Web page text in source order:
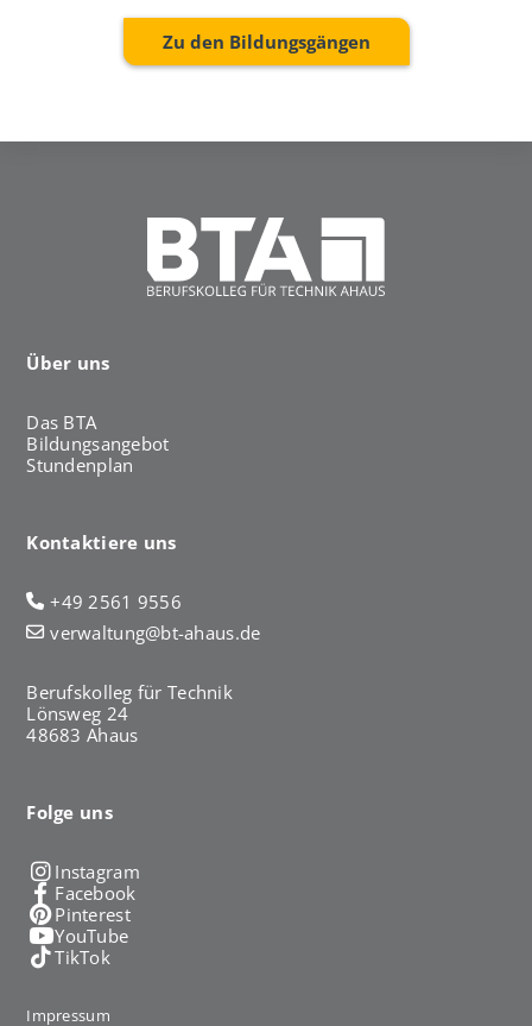
Zu den Bildungsgängen
Über uns
Das BTA
Bildungsangebot
Stundenplan
Kontaktiere uns
+49 2561 9556
verwaltung@bt-ahaus.de
Berufskolleg für Technik
Lönsweg 24
48683 Ahaus
Folge uns
Instagram
Facebook
Pinterest
YouTube
TikTok
Impressum